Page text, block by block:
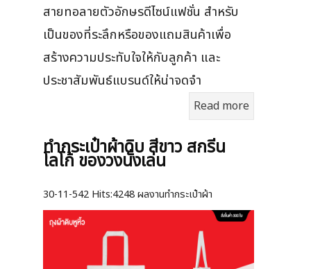
สายทอลายตัวอักษรดีไซน์แฟชั่น สำหรับ
เป็นของที่ระลึกหรือของแถมสินค้าเพื่อ
สร้างความประทับใจให้กับลูกค้า และ
ประชาสัมพันธ์แบรนด์ให้น่าจดจำ
Read more
ทำกระเป๋าผ้าดิบ สีขาว สกรีน
โลโก้ ของวงนั่งเล่น
30-11-542 Hits:4248 ผลงานทำกระเป๋าผ้า